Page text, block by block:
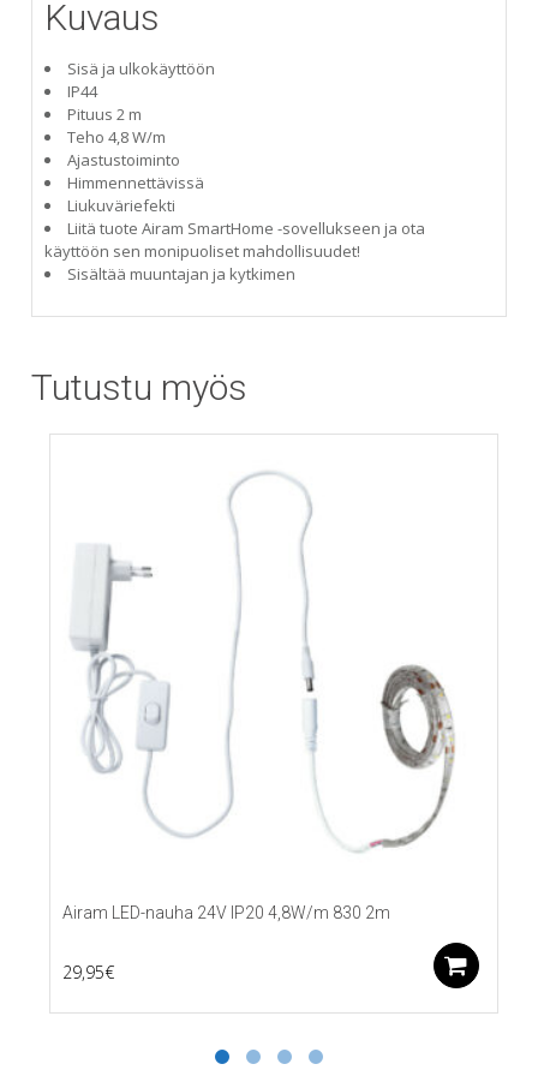
Kuvaus
Sisä ja ulkokäyttöön
IP44
Pituus 2 m
Teho 4,8 W/m
Ajastustoiminto
Himmennettävissä
Liukuväriefekti
Liitä tuote Airam SmartHome -sovellukseen ja ota
käyttöön sen monipuoliset mahdollisuudet!
Sisältää muuntajan ja kytkimen
Tutustu myös
Airam LED-nauha 24V IP20 4,8W/m 830 2m
29,95€